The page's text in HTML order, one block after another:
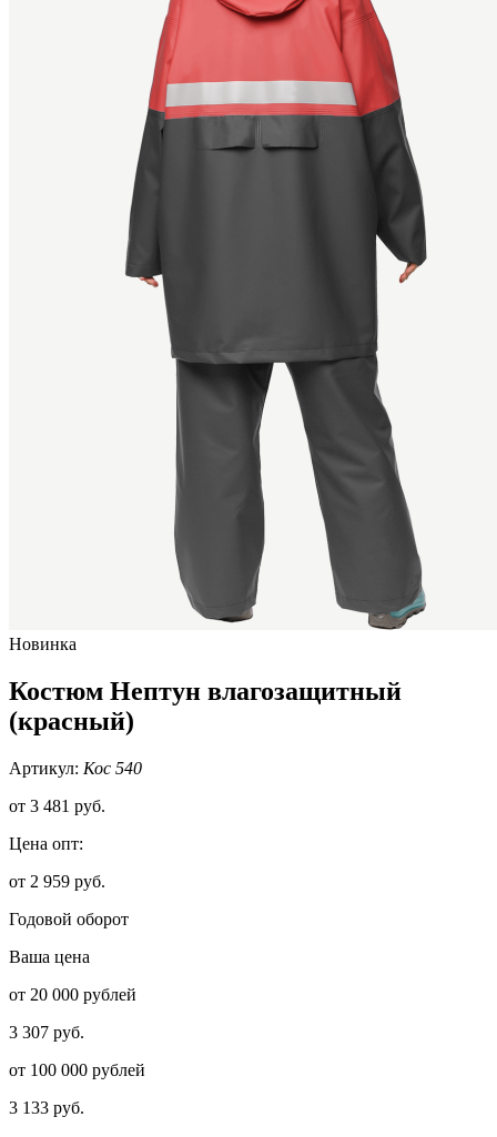
Новинка
Костюм Нептун влагозащитный
(красный)
Артикул: Кос 540
от 3 481 руб.
Цена опт:
от 2 959 руб.
Годовой оборот
Ваша цена
от 20 000 рублей
3 307 руб.
от 100 000 рублей
3 133 руб.